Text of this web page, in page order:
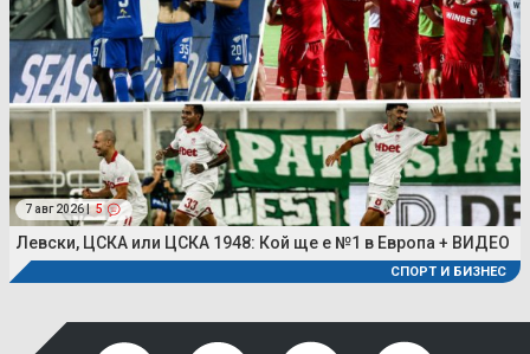
7 авг 2026 | 5
Левски, ЦСКА или ЦСКА 1948: Кой ще е №1 в Европа + ВИДЕО
СПОРТ И БИЗНЕС